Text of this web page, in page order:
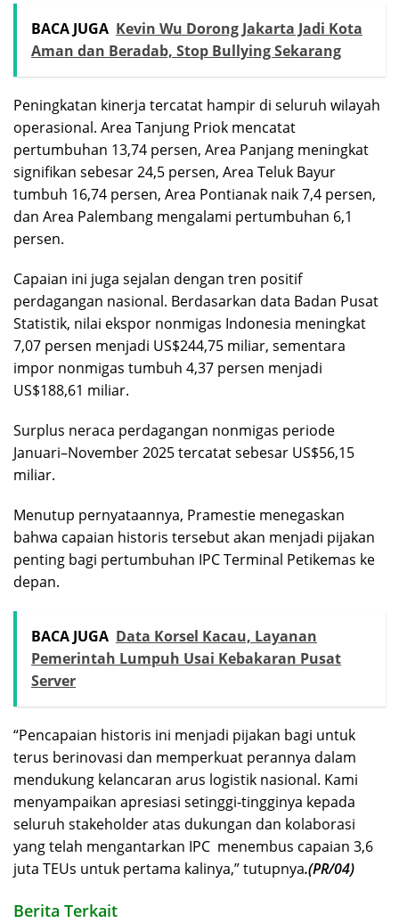
BACA JUGA Kevin Wu Dorong Jakarta Jadi Kota
Aman dan Beradab, Stop Bullying Sekarang
Peningkatan kinerja tercatat hampir di seluruh wilayah
operasional. Area Tanjung Priok mencatat
pertumbuhan 13,74 persen, Area Panjang meningkat
signifikan sebesar 24,5 persen, Area Teluk Bayur
tumbuh 16,74 persen, Area Pontianak naik 7,4 persen,
dan Area Palembang mengalami pertumbuhan 6,1
persen.
Capaian ini juga sejalan dengan tren positif
perdagangan nasional. Berdasarkan data Badan Pusat
Statistik, nilai ekspor nonmigas Indonesia meningkat
7,07 persen menjadi US$244,75 miliar, sementara
impor nonmigas tumbuh 4,37 persen menjadi
US$188,61 miliar.
Surplus neraca perdagangan nonmigas periode
Januari–November 2025 tercatat sebesar US$56,15
miliar.
Menutup pernyataannya, Pramestie menegaskan
bahwa capaian historis tersebut akan menjadi pijakan
penting bagi pertumbuhan IPC Terminal Petikemas ke
depan.
BACA JUGA Data Korsel Kacau, Layanan
Pemerintah Lumpuh Usai Kebakaran Pusat
Server
“Pencapaian historis ini menjadi pijakan bagi untuk
terus berinovasi dan memperkuat perannya dalam
mendukung kelancaran arus logistik nasional. Kami
menyampaikan apresiasi setinggi-tingginya kepada
seluruh stakeholder atas dukungan dan kolaborasi
yang telah mengantarkan IPC menembus capaian 3,6
juta TEUs untuk pertama kalinya,” tutupnya.(PR/04)
Berita Terkait